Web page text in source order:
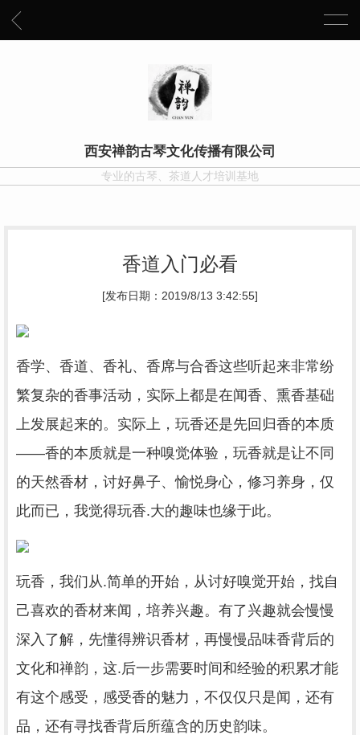
西安禅韵古琴文化传播有限公司
专业的古琴、茶道人才培训基地
香道入门必看
[发布日期：2019/8/13 3:42:55]
香学、香道、香礼、香席与合香这些听起来非常纷
繁复杂的香事活动，实际上都是在闻香、熏香基础
上发展起来的。实际上，玩香还是先回归香的本质
——香的本质就是一种嗅觉体验，玩香就是让不同
的天然香材，讨好鼻子、愉悦身心，修习养身，仅
此而已，我觉得玩香.大的趣味也缘于此。
玩香，我们从.简单的开始，从讨好嗅觉开始，找自
己喜欢的香材来闻，培养兴趣。有了兴趣就会慢慢
深入了解，先懂得辨识香材，再慢慢品味香背后的
文化和禅韵，这.后一步需要时间和经验的积累才能
有这个感受，感受香的魅力，不仅仅只是闻，还有
品，还有寻找香背后所蕴含的历史韵味。